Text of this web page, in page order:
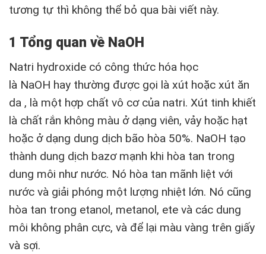
tương tự thì không thể bỏ qua bài viết này.
1 Tổng quan về NaOH
Natri hydroxide có công thức hóa học
là NaOH hay thường được gọi là xút hoặc xút ăn
da , là một hợp chất vô cơ của natri. Xút tinh khiết
là chất rắn không màu ở dạng viên, vảy hoặc hạt
hoặc ở dạng dung dịch bão hòa 50%. NaOH tạo
thành dung dịch bazơ mạnh khi hòa tan trong
dung môi như nước. Nó hòa tan mãnh liệt với
nước và giải phóng một lượng nhiệt lớn. Nó cũng
hòa tan trong etanol, metanol, ete và các dung
môi không phân cực, và để lại màu vàng trên giấy
và sợi.